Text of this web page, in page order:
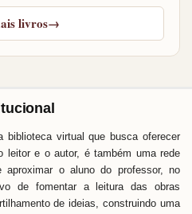
livros→
virtual que busca oferecer
leitor e o autor, é também uma rede
aproximar o aluno do professor, no
de fomentar a leitura das obras
de ideias, construindo uma